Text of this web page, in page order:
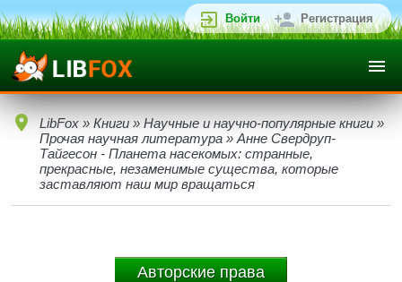
Войти Регистрация
LibFox » Книги » Научные и научно-популярные книги »
Прочая научная литература » Анне Свердруп-
Тайгесон - Планета насекомых: странные,
прекрасные, незаменимые существа, которые
заставляют наш мир вращаться
Авторские права